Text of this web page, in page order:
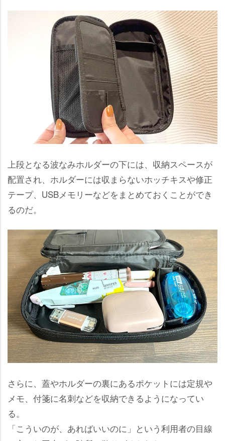
上段となる波なみホルダーの下には、収納スペースが
配置され、ホルダーには収まらないホッチキスや修正
テープ、USBメモリーなどをまとめておくことができ
るのだ。
さらに、蓋やホルダーの裏にあるポケットには定規
メモ、付箋に名刺などを収納できるようになってい
る。
「こういのが、あればいいのに」という利用者の目線